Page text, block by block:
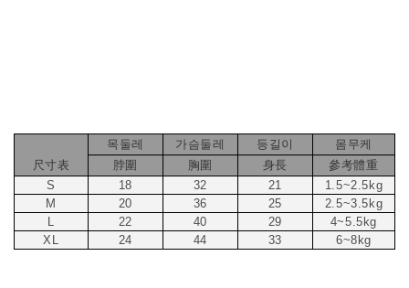
尺寸表
목둘레 가슴둘레 등길이
몸무케
脖圍
胸圍 身長
參考體重
S
18 32 21
1.5~2.5kg
M
20 36 25
2.5~3.5kg
L
22 40 29
4~5.5kg
XL
24 44 33 6~8kg